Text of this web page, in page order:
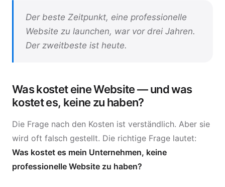
Der beste Zeitpunkt, eine professionelle
Website zu launchen, war vor drei Jahren.
Der zweitbeste ist heute.
Was kostet eine Website — und was
kostet es, keine zu haben?
Die Frage nach den Kosten ist verständlich. Aber sie
wird oft falsch gestellt. Die richtige Frage lautet:
Was kostet es mein Unternehmen, keine
professionelle Website zu haben?